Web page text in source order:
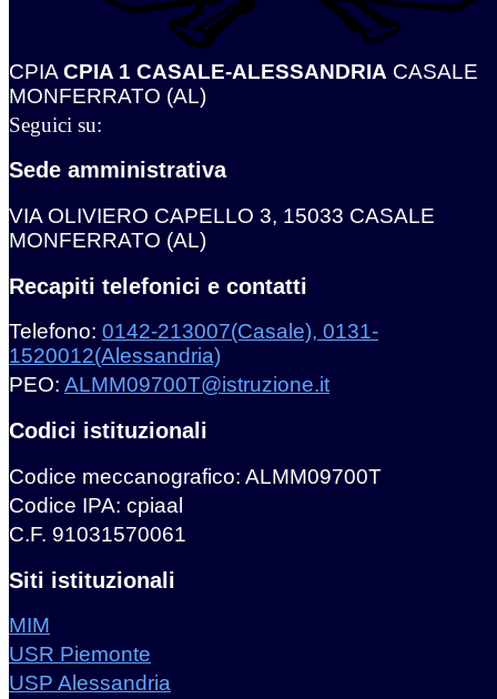
CPIA CPIA 1 CASALE-ALESSANDRIA CASALE
MONFERRATO (AL)
Seguici su:
Sede amministrativa
VIA OLIVIERO CAPELLO 3, 15033 CASALE
MONFERRATO (AL)
Recapiti telefonici e contatti
Telefono: 0142-213007(Casale), 0131-
1520012(Alessandria)
PEO: ALMM09700T@istruzione.it
Codici istituzionali
Codice meccanografico: ALMM09700T
Codice IPA: cpiaal
C.F. 91031570061
Siti istituzionali
MIM
USR Piemonte
USP Alessandria